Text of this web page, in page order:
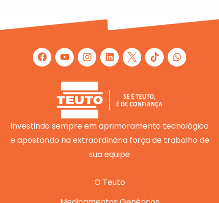
F
a
c
Y
o
u
t
u
b
e
I
n
s
t
a
g
r
a
m
L
i
n
e
i
W
h
a
Investindo sempre em aprimoramento tecnológico
e apostando na extraordinária força de trabalho de
sua equipe
O Teuto